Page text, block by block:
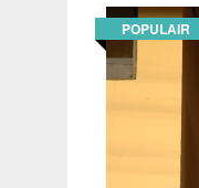
POPULAIR